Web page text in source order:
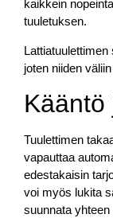
kaikkein
tuuletuksen.
joten niiden
Kääntö
Tuulettimen
vapauttaa
edestakaisin
voi myös lukita
suunnata